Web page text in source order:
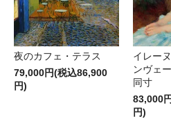
夜のカフェ・テラス
79,000円(税込86,900
円)
イレー
ンヴェ
同寸
83,000
円)